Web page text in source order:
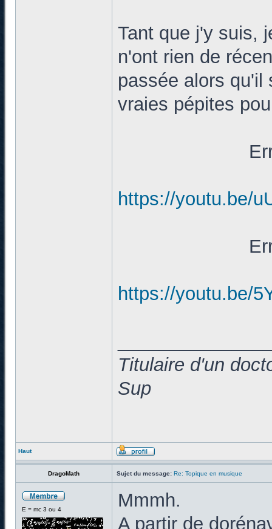
Tant que j'y suis,
n'ont rien de
passée alors qu'il
vraies pépites
https://youtu.be/
https://youtu.be/
Titulaire d'un
Sup
Haut
DragoMath Sujet du message: Re: Topique en musique
E = mc 3 ou 4
Mmmh.
A partir de